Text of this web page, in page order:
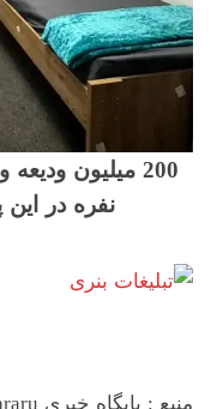
نفره در
منبع : پایگاه خبری fararu